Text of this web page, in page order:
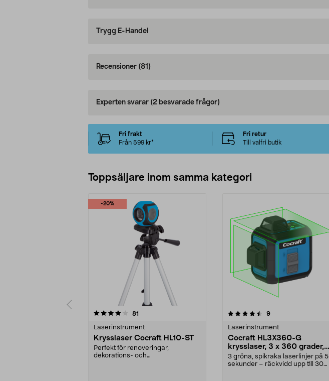
Trygg E-Handel
Recensioner (81)
Experten svarar (2 besvarade frågor)
Fri frakt
Från 599 kr*
Fri retur
Till valfri butik
Toppsäljare inom samma kategori
-20%
81
Laserinstrument
Krysslaser Cocraft HL10-ST
Perfekt för renoveringar,
dekorations- och
4.5 av 5 stjärnor 9recensioner
Laserinstrument
Cocraft HL3X360-G
krysslaser, 3 x 360 grader,
grön
3 gröna, spikraka laserlinjer på 5
sekunder – räckvidd upp till 30
4.5 av 5 stjärnor